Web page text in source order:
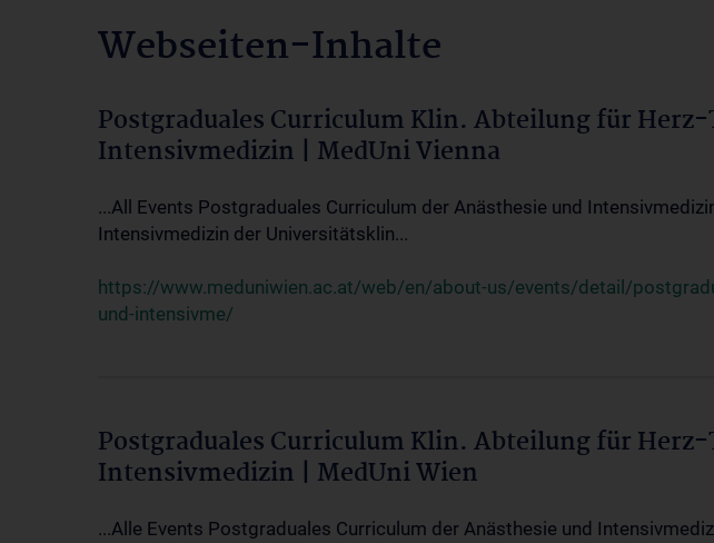
Webseiten-Inhalte
Postgraduales Curriculum Klin. Abteilung für
Intensivmedizin | MedUni Vienna
...All Events Postgraduales Curriculum der Anästhesie und
Intensivmedizin der Universitätsklin...
https://www.meduniwien.ac.at/web/en/about-us/events/detail/
und-intensivme/
Postgraduales Curriculum Klin. Abteilung für
Intensivmedizin | MedUni Wien
...Alle Events Postgraduales Curriculum der Anästhesie und